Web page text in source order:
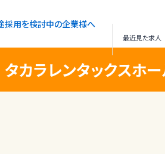
採用を検討中の企業様へ
最近見た求人
ラレンタックスホー